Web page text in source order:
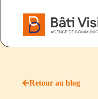
Retour au blog